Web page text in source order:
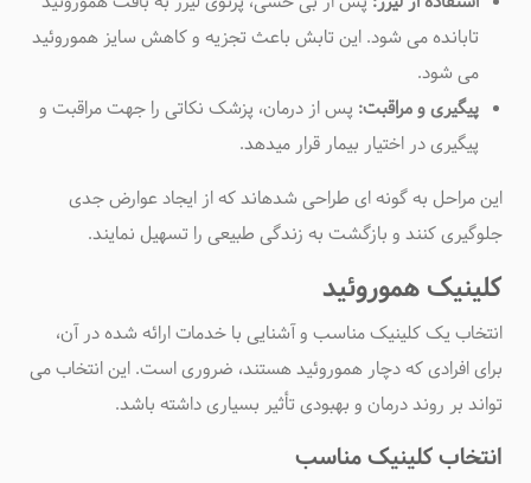
تابانده می شود. این تابش باعث تجزیه و کاهش سایز هموروئید
می شود.
پیگیری و مراقبت: پس از درمان، پزشک نکاتی را جهت مراقبت و
پیگیری در اختیار بیمار قرار میدهد.
این مراحل به گونه ای طراحی شدهاند که از ایجاد عوارض جدی
جلوگیری کنند و بازگشت به زندگی طبیعی را تسهیل نمایند.
کلینیک هموروئید
انتخاب یک کلینیک مناسب و آشنایی با خدمات ارائه شده در آن،
برای افرادی که دچار هموروئید هستند، ضروری است. این انتخاب می
تواند بر روند درمان و بهبودی تأثیر بسیاری داشته باشد.
انتخاب کلینیک مناسب